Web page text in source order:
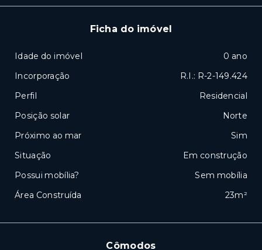
Cômodos
Ficha do imóvel
Idade do imóvel
0 ano
Incorporação
R.I.: R-2-149.424
Perfil
Residencial
Posição solar
Norte
Próximo ao mar
Sim
Situação
Em construção
Possui mobília?
Sem mobília
Área Construída
23m²